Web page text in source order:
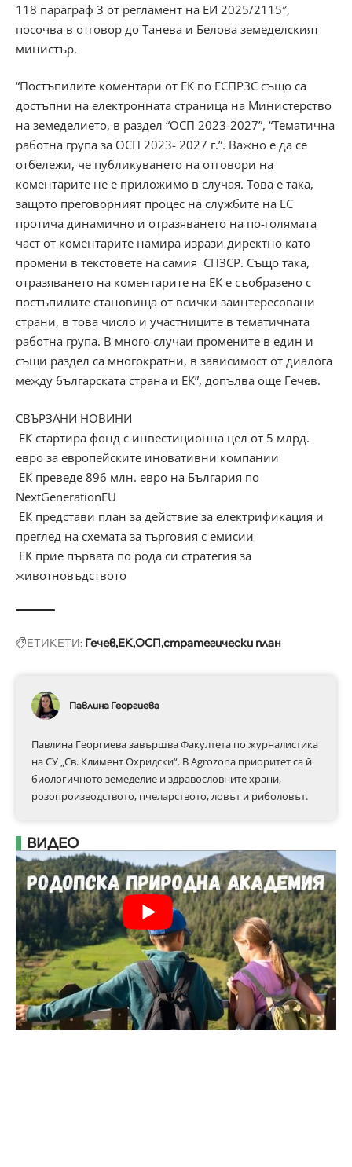
118 параграф 3 от регламент на ЕИ 2025/2115″,
посочва в отговор до Танева и Белова земеделският
министър.
“Постъпилите коментари от ЕК по ЕСПРЗС също са
достъпни на електронната страница на Министерство
на земеделието, в раздел “ОСП 2023-2027”, “Тематична
работна група за ОСП 2023- 2027 г.”. Важно е да се
отбележи, че публикуването на отговори на
коментарите не е приложимо в случая. Това е така,
защото преговорният процес на службите на ЕС
протича динамично и отразяването на по-голямата
част от коментарите намира изрази директно като
промени в текстовете на самия СПЗСР. Също така,
отразяването на коментарите на ЕК е съобразено с
постъпилите становища от всички заинтересовани
страни, в това число и участниците в тематичната
работна група. В много случаи промените в един и
същи раздел са многократни, в зависимост от диалога
между българската страна и ЕК”, допълва още Гечев.
СВЪРЗАНИ НОВИНИ
ЕК стартира фонд с инвестиционна цел от 5 млрд.
евро за европейските иновативни компании
ЕК преведе 896 млн. евро на България по
NextGenerationEU
ЕК представи план за действие за електрификация и
преглед на схемата за търговия с емисии
EK прие първата по рода си стратегия за
животновъдството
ЕТИКЕТИ: Гечев ЕКОСП стратегически план
Павлина Георгиева
Павлина Георгиева завършва Факултета по журналистика
на СУ „Св. Климент Охридски“. В Аgrozona приоритет са й
биологичното земеделие и здравословните храни,
розопроизводството, пчеларството, ловът и риболовът.
ВИДЕО